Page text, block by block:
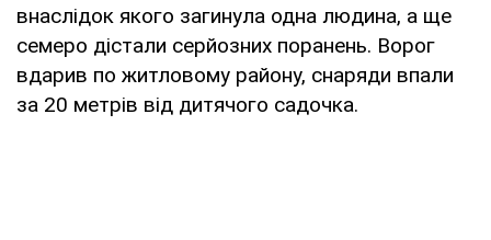
внаслідок якого загинула одна людина, а ще
семеро дістали серйозних поранень. Ворог
вдарив по житловому району, снаряди впали
за 20 метрів від дитячого садочка.